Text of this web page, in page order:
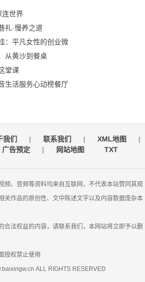
连世界
礼·慢养之道
：平凡女性的创业微
从黄沙到餐桌
堂课
生活服务心动榜餐厅
我们 | 联系我们 | XML地图
|
广告预定 | 网站地图 TXT
频、音频等资料均来自互联网，不代表本站赞同其观
关作品的原创性、文中陈述文字以及内容数据庞杂本
合法权益的内容，请联系我们，本网站将立即予以删
授权禁止使用
ALL RIGHTS RESERVED